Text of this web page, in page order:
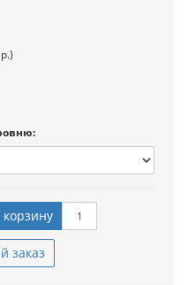
корзину
заказ